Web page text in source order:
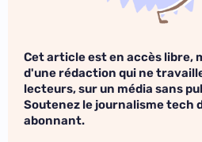
Cet article est en accès libre,
d'une rédaction qui ne
lecteurs, sur un média sans
Soutenez le journalisme tech
abonnant.